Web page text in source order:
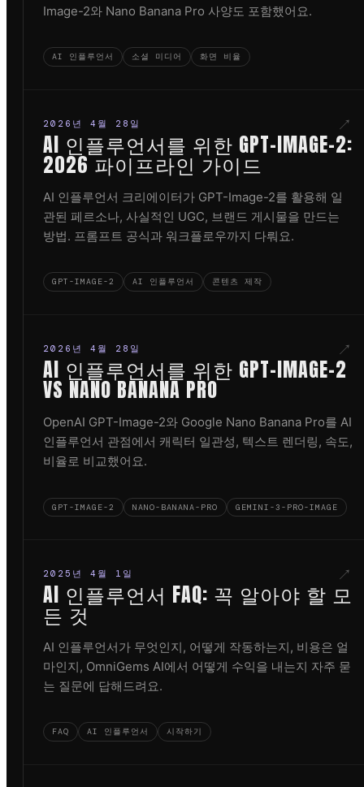
Image-2와 Nano Banana Pro 사양도 포함했어요.
AI 인플루언서 소셜 미디어 화면 비율
2026년 4월 28일 ↗
AI 인플루언서를 위한 GPT-IMAGE-2:
2026 파이프라인 가이드
AI 인플루언서 크리에이터가 GPT-Image-2를 활용해 일
관된 페르소나, 사실적인 UGC, 브랜드 게시물을 만드는
방법. 프롬프트 공식과 워크플로우까지 다뤄요.
GPT-IMAGE-2 AI 인플루언서 콘텐츠 제작
2026년 4월 28일 ↗
AI 인플루언서를 위한 GPT-IMAGE-2
VS NANO BANANA PRO
OpenAI GPT-Image-2와 Google Nano Banana Pro를 AI
인플루언서 관점에서 캐릭터 일관성, 텍스트 렌더링, 속도,
비율로 비교했어요.
GPT-IMAGE-2 NANO-BANANA-PRO GEMINI-3-PRO-IMAGE
2025년 4월 1일 ↗
AI 인플루언서 FAQ: 꼭 알아야 할 모
든 것
AI 인플루언서가 무엇인지, 어떻게 작동하는지, 비용은 얼
마인지, OmniGems AI에서 어떻게 수익을 내는지 자주 묻
는 질문에 답해드려요.
FAQ AI 인플루언서 시작하기